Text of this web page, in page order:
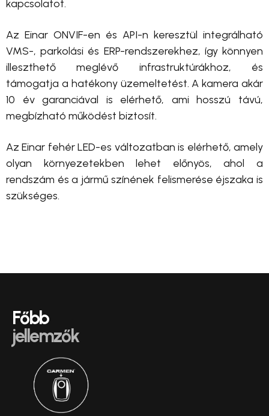
kapcsolatot.
Az Einar ONVIF-en és API-n keresztül integrálható
VMS-, parkolási és ERP-rendszerekhez, így könnyen
illeszthető meglévő infrastruktúrákhoz, és
támogatja a hatékony üzemeltetést. A kamera akár
10 év garanciával is elérhető, ami hosszú távú,
megbízható működést biztosít.
Az Einar fehér LED-es változatban is elérhető, amely
olyan környezetekben lehet előnyös, ahol a
rendszám és a jármű színének felismerése éjszaka is
szükséges.
Főbb
jellemzők